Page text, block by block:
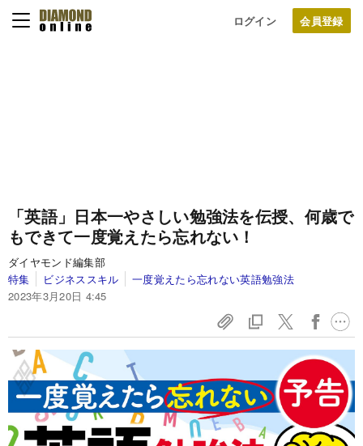
ログイン
「英語」日本一やさしい勉強法を伝授、何歳で
もできて一度覚えたら忘れない！
ダイヤモンド編集部
特集
ビジネススキル
一度覚えたら忘れない英語勉強法
2023年3月20日 4:45